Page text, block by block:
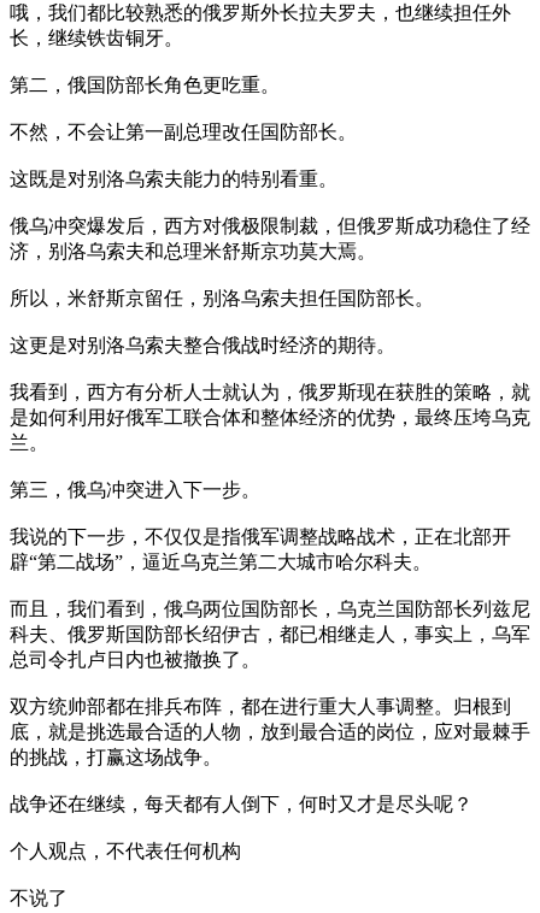
哦，我们都比较熟悉的俄罗斯外长拉夫罗夫，也继续担任外
长，继续铁齿铜牙。
第二，俄国防部长角色更吃重。
不然，不会让第一副总理改任国防部长。
这既是对别洛乌索夫能力的特别看重。
俄乌冲突爆发后，西方对俄极限制裁，但俄罗斯成功稳住了经
济，别洛乌索夫和总理米舒斯京功莫大焉。
所以，米舒斯京留任，别洛乌索夫担任国防部长。
这更是对别洛乌索夫整合俄战时经济的期待。
我看到，西方有分析人士就认为，俄罗斯现在获胜的策略，就
是如何利用好俄军工联合体和整体经济的优势，最终压垮乌克
兰。
第三，俄乌冲突进入下一步。
我说的下一步，不仅仅是指俄军调整战略战术，正在北部开
辟“第二战场”，逼近乌克兰第二大城市哈尔科夫。
而且，我们看到，俄乌两位国防部长，乌克兰国防部长列兹尼
科夫、俄罗斯国防部长绍伊古，都已相继走人，事实上，乌军
总司令扎卢日内也被撤换了。
双方统帅部都在排兵布阵，都在进行重大人事调整。归根到
底，就是挑选最合适的人物，放到最合适的岗位，应对最棘手
的挑战，打赢这场战争。
战争还在继续，每天都有人倒下，何时又才是尽头呢？
个人观点，不代表任何机构
不说了